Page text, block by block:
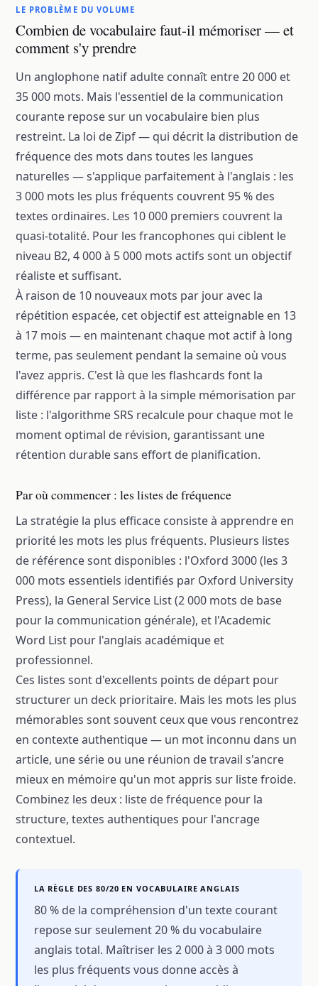
LE PROBLÈME DU VOLUME
Combien de vocabulaire faut-il mémoriser — et
comment s'y prendre
Un anglophone natif adulte connaît entre 20 000 et
35 000 mots. Mais l'essentiel de la communication
courante repose sur un vocabulaire bien plus
restreint. La loi de Zipf — qui décrit la distribution de
fréquence des mots dans toutes les langues
naturelles — s'applique parfaitement à l'anglais : les
3 000 mots les plus fréquents couvrent 95 % des
textes ordinaires. Les 10 000 premiers couvrent la
quasi-totalité. Pour les francophones qui ciblent le
niveau B2, 4 000 à 5 000 mots actifs sont un objectif
réaliste et suffisant.
À raison de 10 nouveaux mots par jour avec la
répétition espacée, cet objectif est atteignable en 13
à 17 mois — en maintenant chaque mot actif à long
terme, pas seulement pendant la semaine où vous
l'avez appris. C'est là que les flashcards font la
différence par rapport à la simple mémorisation par
liste : l'algorithme SRS recalcule pour chaque mot le
moment optimal de révision, garantissant une
rétention durable sans effort de planification.
Par où commencer : les listes de fréquence
La stratégie la plus efficace consiste à apprendre en
priorité les mots les plus fréquents. Plusieurs listes
de référence sont disponibles : l'Oxford 3000 (les 3
000 mots essentiels identifiés par Oxford University
Press), la General Service List (2 000 mots de base
pour la communication générale), et l'Academic
Word List pour l'anglais académique et
professionnel.
Ces listes sont d'excellents points de départ pour
structurer un deck prioritaire. Mais les mots les plus
mémorables sont souvent ceux que vous rencontrez
en contexte authentique — un mot inconnu dans un
article, une série ou une réunion de travail s'ancre
mieux en mémoire qu'un mot appris sur liste froide.
Combinez les deux : liste de fréquence pour la
structure, textes authentiques pour l'ancrage
contextuel.
LA RÈGLE DES 80/20 EN VOCABULAIRE ANGLAIS
80 % de la compréhension d'un texte courant
repose sur seulement 20 % du vocabulaire
anglais total. Maîtriser les 2 000 à 3 000 mots
les plus fréquents vous donne accès à